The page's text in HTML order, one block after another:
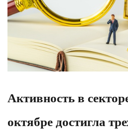
Активность в
октябре достигла